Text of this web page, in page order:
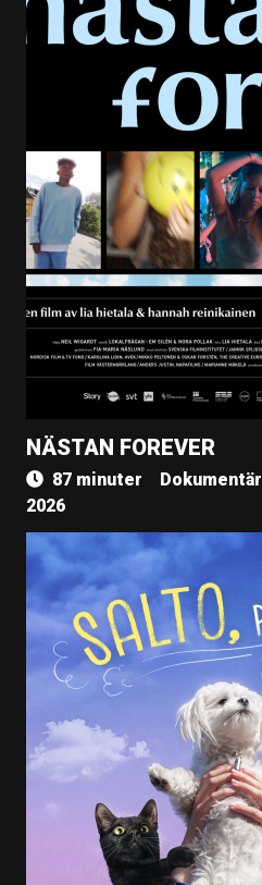
NÄSTAN FOREVER
87 minuter Dokumentär
2026